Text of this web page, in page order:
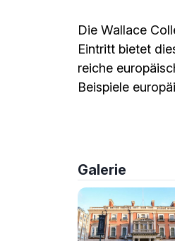
Die Wallace
Eintritt bietet
reiche
Beispiele
Galerie